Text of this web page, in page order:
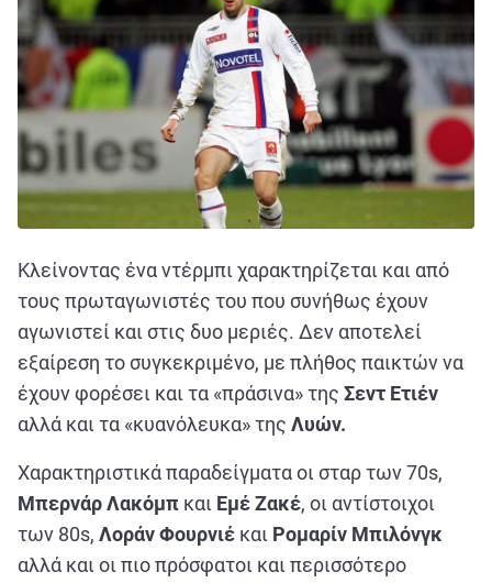
Κλείνοντας ένα ντέρμπι χαρακτηρίζεται και από
τους πρωταγωνιστές του που συνήθως έχουν
αγωνιστεί και στις δυο μεριές. Δεν αποτελεί
εξαίρεση το συγκεκριμένο, με πλήθος παικτών να
έχουν φορέσει και τα «πράσινα» της Σεντ Ετιέν
αλλά και τα «κυανόλευκα» της Λυών.
Χαρακτηριστικά παραδείγματα οι σταρ των 70s,
Μπερνάρ Λακόμπ και Εμέ Ζακέ, οι αντίστοιχοι
των 80s, Λοράν Φουρνιέ και Ρομαρίν Μπιλόνγκ
αλλά και οι πιο πρόσφατοι και περισσότερο